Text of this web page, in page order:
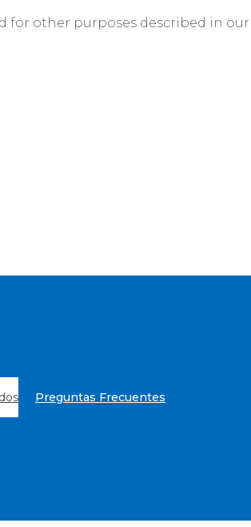
for other purposes described in our
Preguntas Frecuentes